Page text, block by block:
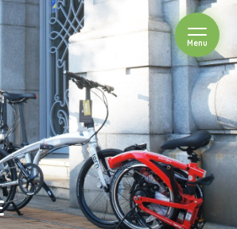
ナカゴヤ
Menuを開閉